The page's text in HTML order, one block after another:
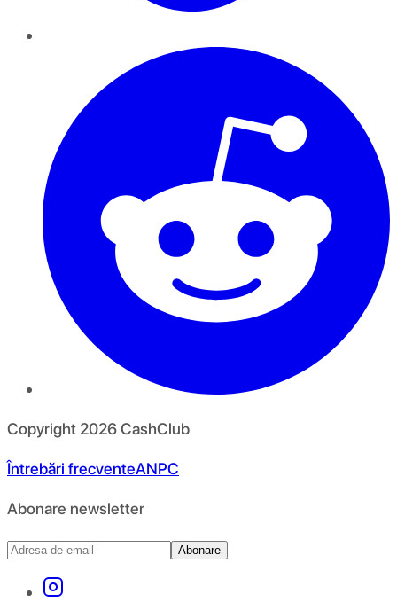
Copyright 2026CashClub
Întrebări frecventeANPC
Abonare newsletter
Abonare